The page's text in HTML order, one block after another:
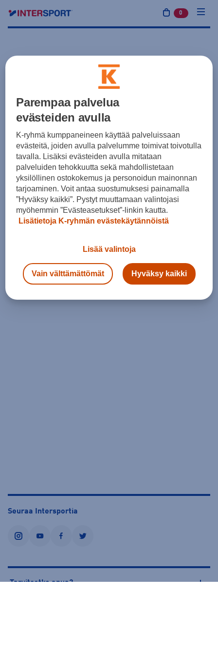
0 tuotetta
Seuraa Intersportia
instagramyoutubefacebooktwitter
Tarvitsetko apua?
Parempaa palvelua
evästeiden avulla
K-ryhmä kumppaneineen käyttää palveluissaan
evästeitä, joiden avulla palvelumme toimivat toivotulla
tavalla. Lisäksi evästeiden avulla mitataan
palveluiden tehokkuutta sekä mahdollistetaan
yksilöllinen ostokokemus ja personoidun mainonnan
tarjoaminen. Voit antaa suostumuksesi painamalla
”Hyväksy kaikki”. Pystyt muuttamaan valintojasi
myöhemmin ”Evästeasetukset”-linkin kautta.
Lisätietoja K-ryhmän evästekäytännöistä
Lisää valintoja
Vain välttämättömät Hyväksy kaikki